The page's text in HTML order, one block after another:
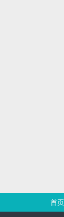
首页